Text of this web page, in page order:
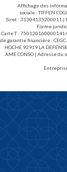
Affichage des
sociale : TIFFEN
Siret : 31304135200011 |
Forme
Carte T :
de garantie financière :
HOCHE 92919 LA
AME CONSO | Adresse du